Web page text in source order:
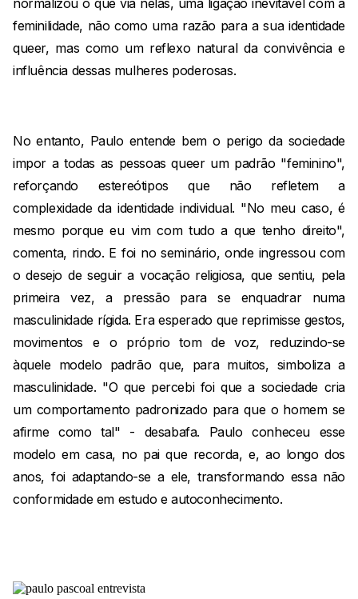
normalizou o que via nelas, uma ligação inevitável com a
feminilidade, não como uma razão para a sua identidade
queer, mas como um reflexo natural da convivência e
influência dessas mulheres poderosas.
No entanto, Paulo entende bem o perigo da sociedade
impor a todas as pessoas queer um padrão "feminino",
reforçando estereótipos que não refletem a
complexidade da identidade individual. "No meu caso, é
mesmo porque eu vim com tudo a que tenho direito",
comenta, rindo. E foi no seminário, onde ingressou com
o desejo de seguir a vocação religiosa, que sentiu, pela
primeira vez, a pressão para se enquadrar numa
masculinidade rígida. Era esperado que reprimisse gestos,
movimentos e o próprio tom de voz, reduzindo-se
àquele modelo padrão que, para muitos, simboliza a
masculinidade. "O que percebi foi que a sociedade cria
um comportamento padronizado para que o homem se
afirme como tal" - desabafa. Paulo conheceu esse
modelo em casa, no pai que recorda, e, ao longo dos
anos, foi adaptando-se a ele, transformando essa não
conformidade em estudo e autoconhecimento.